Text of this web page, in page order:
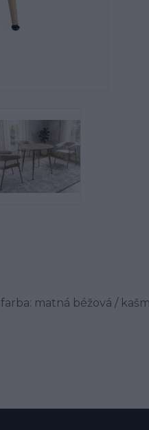
matná béžová /